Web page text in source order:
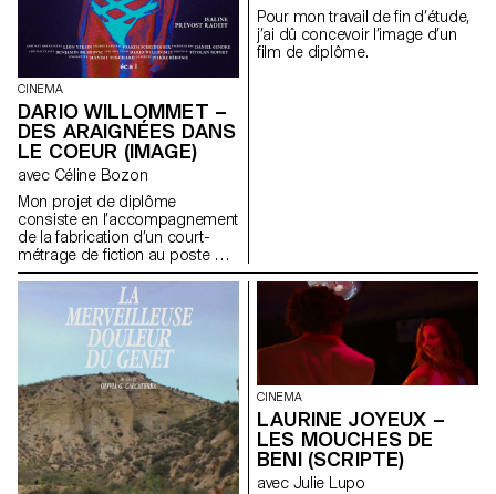
CINEMA
DARIO WILLOMMET –
DES ARAIGNÉES DANS
LE COEUR (IMAGE)
avec Céline Bozon
Mon projet de diplôme
consiste en l’accompagnement
de la fabrication d’un court-
métrage de fiction au poste de
chef-opérateur.
Pour mon travail de fin d’étude,
j’ai dû concevoir l’image d’un
film de diplôme.
CINEMA
LAURINE JOYEUX –
LES MOUCHES DE
BENI (SCRIPTE)
avec Julie Lupo